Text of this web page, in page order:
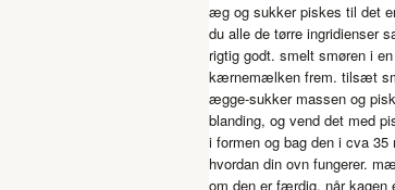
æg og sukker piskes til det
du alle de tørre ingridienser
rigtig godt. smelt smøren i
kærnemælken frem. tilsæt
ægge-sukker massen og
blanding, og vend det med
i formen og bag den i cva
hvordan din ovn fungerer.
om den er færdig. når